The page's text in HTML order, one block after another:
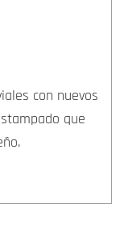
con nuevos
que